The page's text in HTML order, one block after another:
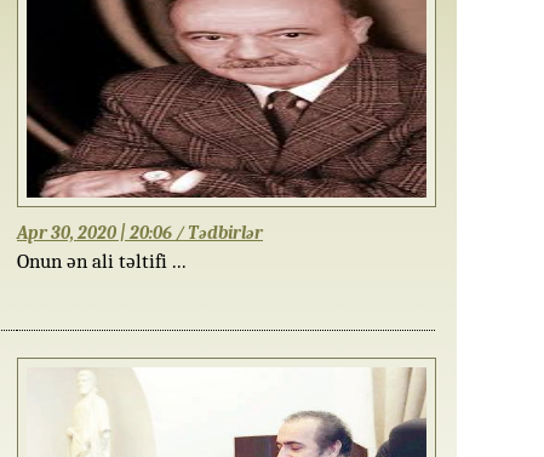
Apr 30, 2020 | 20:06 / Tədbirlər
Onun ən ali təltifi ...